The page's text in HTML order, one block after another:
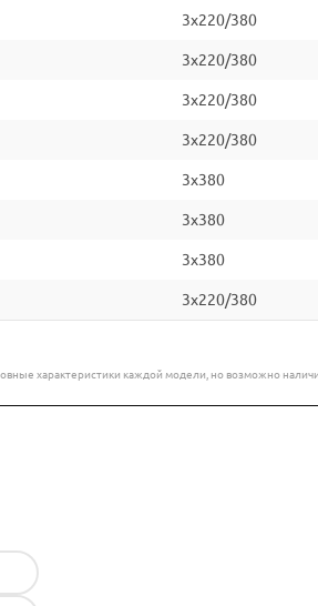
3x220/380
3x220/380
3x220/380
3x220/380
3x380
3x380
3x380
3x220/380
характеристики каждой модели, но возможно